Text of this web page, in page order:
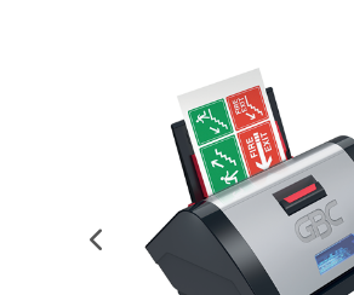
Informática
Manualidades
Material escolar
Plastifica, encuaderna, destruye
Papel y manipulados